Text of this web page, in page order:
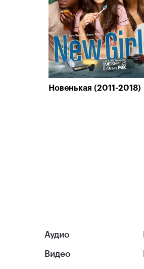
Новенькая (2011-2018)
Аудио
Видео